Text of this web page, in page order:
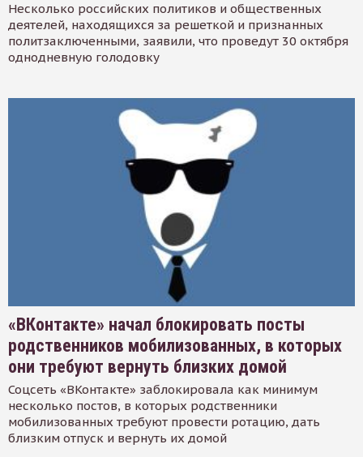
Несколько российских политиков и общественных
деятелей, находящихся за решеткой и признанных
политзаключенными, заявили, что проведут 30 октября
однодневную голодовку
«ВКонтакте» начал блокировать посты
родственников мобилизованных, в которых
они требуют вернуть близких домой
Соцсеть «ВКонтакте» заблокировала как минимум
несколько постов, в которых родственники
мобилизованных требуют провести ротацию, дать
близким отпуск и вернуть их домой